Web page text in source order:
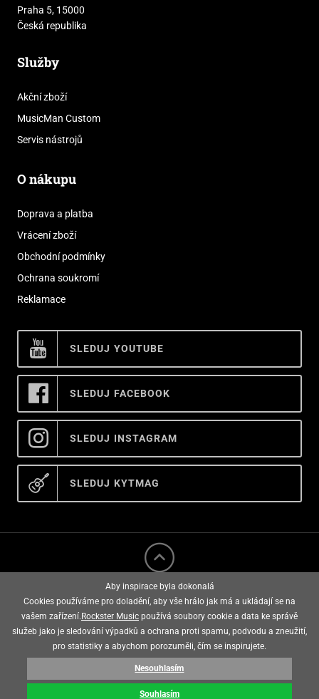
Praha 5, 15000
Česká republika
Služby
Akční zboží
MusicMan Custom
Servis nástrojů
O nákupu
Doprava a platba
Vrácení zboží
Obchodní podmínky
Ochrana soukromí
Reklamace
SLEDUJ YOUTUBE
SLEDUJ FACEBOOK
SLEDUJ INSTAGRAM
SLEDUJ KYTMAG
rockster music © 2008 - 2026
E-shop vytvořila
Aby inspirace byla dokonalá
Cookies používáme pro doladění, aby vše hrálo jak má a ukládají se na
vašem zařízení. Rockster Music používá soubory cookie a data ke správě
služeb jako je sledování výpadků a ochrana proti spamu, podvodu a zneužití,
pro statistiky a abychom porozuměli, čím se inspirujete.
Nesouhlasím
Souhlasím